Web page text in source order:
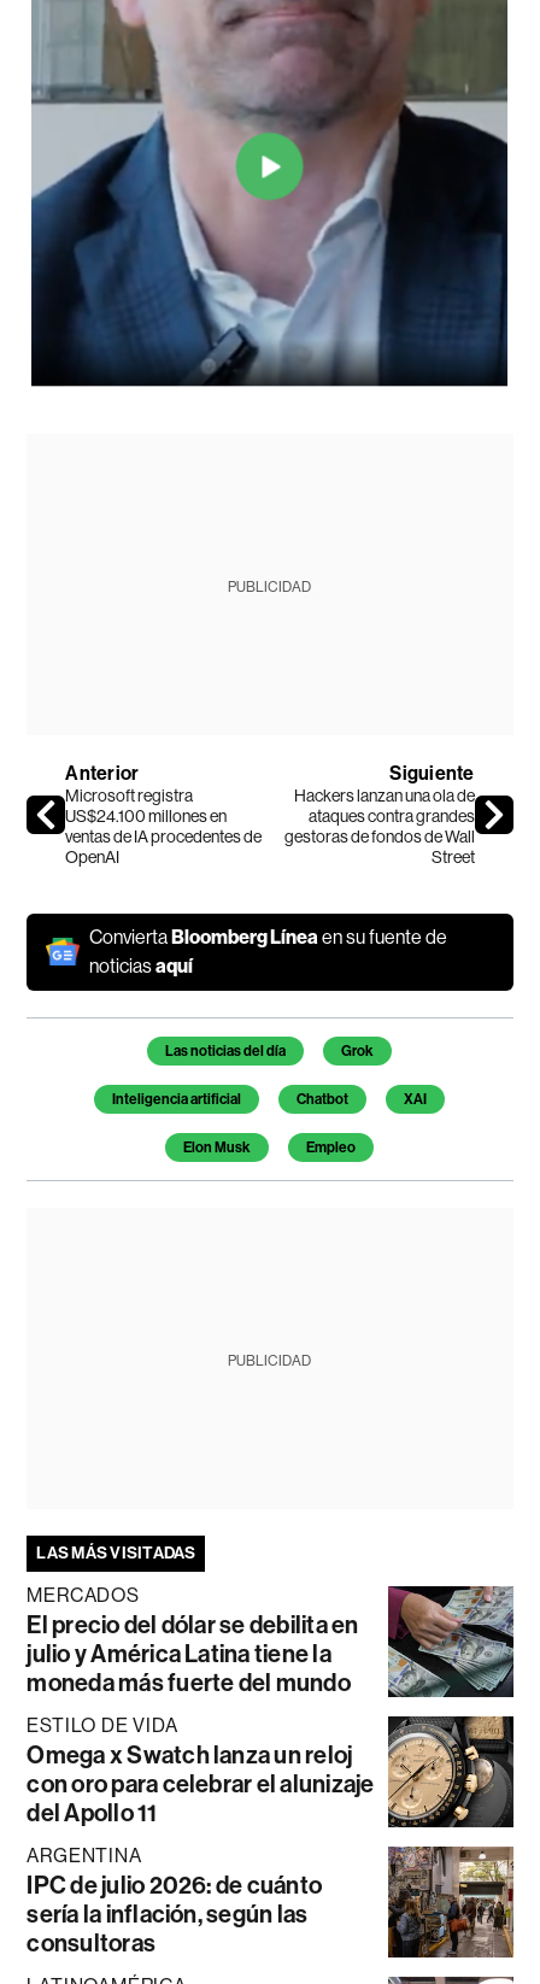
PUBLICIDAD
Anterior
Microsoft registra
US$24.100 millones en
ventas de IA procedentes de
OpenAI
Siguiente
Hackers lanzan una ola de
ataques contra grandes
gestoras de fondos de Wall
Street
ConviertaBloomberg Línea en su fuente de
noticiasaquí
Temas de este artículo
Las noticias del día Grok
Inteligencia artificial Chatbot XAI
Elon Musk Empleo
PUBLICIDAD
LAS MÁS VISITADAS
MERCADOS
El precio del dólar se debilita en
julio y América Latina tiene la
moneda más fuerte del mundo
ESTILO DE VIDA
Omega x Swatch lanza un reloj
con oro para celebrar el alunizaje
del Apollo 11
ARGENTINA
IPC de julio 2026: de cuánto
sería la inflación, según las
consultoras